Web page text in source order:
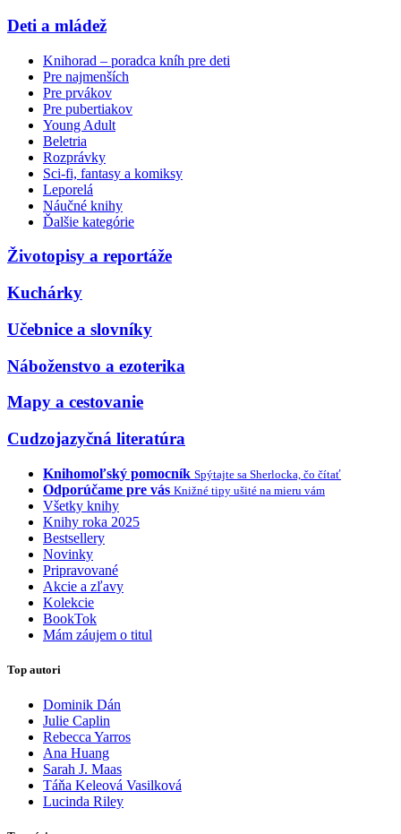
Deti a mládež
Knihorad – poradca kníh pre deti
Pre najmenších
Pre prvákov
Pre pubertiakov
Young Adult
Beletria
Rozprávky
Sci-fi, fantasy a komiksy
Leporelá
Náučné knihy
Ďalšie kategórie
Životopisy a reportáže
Kuchárky
Učebnice a slovníky
Náboženstvo a ezoterika
Mapy a cestovanie
Cudzojazyčná literatúra
Knihomoľský pomocník Spýtajte sa Sherlocka, čo čítať
Odporúčame pre vás Knižné tipy ušité na mieru vám
Všetky knihy
Knihy roka 2025
Bestsellery
Novinky
Pripravované
Akcie a zľavy
Kolekcie
BookTok
Mám záujem o titul
Top autori
Dominik Dán
Julie Caplin
Rebecca Yarros
Ana Huang
Sarah J. Maas
Táňa Keleová Vasilková
Lucinda Riley